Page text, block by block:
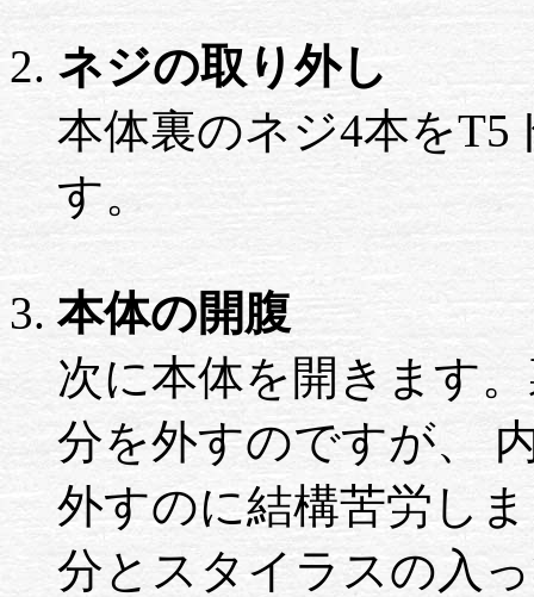
ネジの取り外し
本体裏のネジ4本を
す。
本体の開腹
次に本体を開きます
分を外すのですが、
外すのに結構苦労し
分とスタイラスの入